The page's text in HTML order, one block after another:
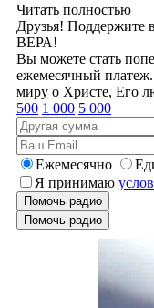
Читать полностью
Друзья! Поддержите
ВЕРА!
Вы можете стать
ежемесячный платеж.
миру о Христе, Его
500 1 000 5 000
Ежемесячно
Я принимаю
Помочь радио
Помочь радио